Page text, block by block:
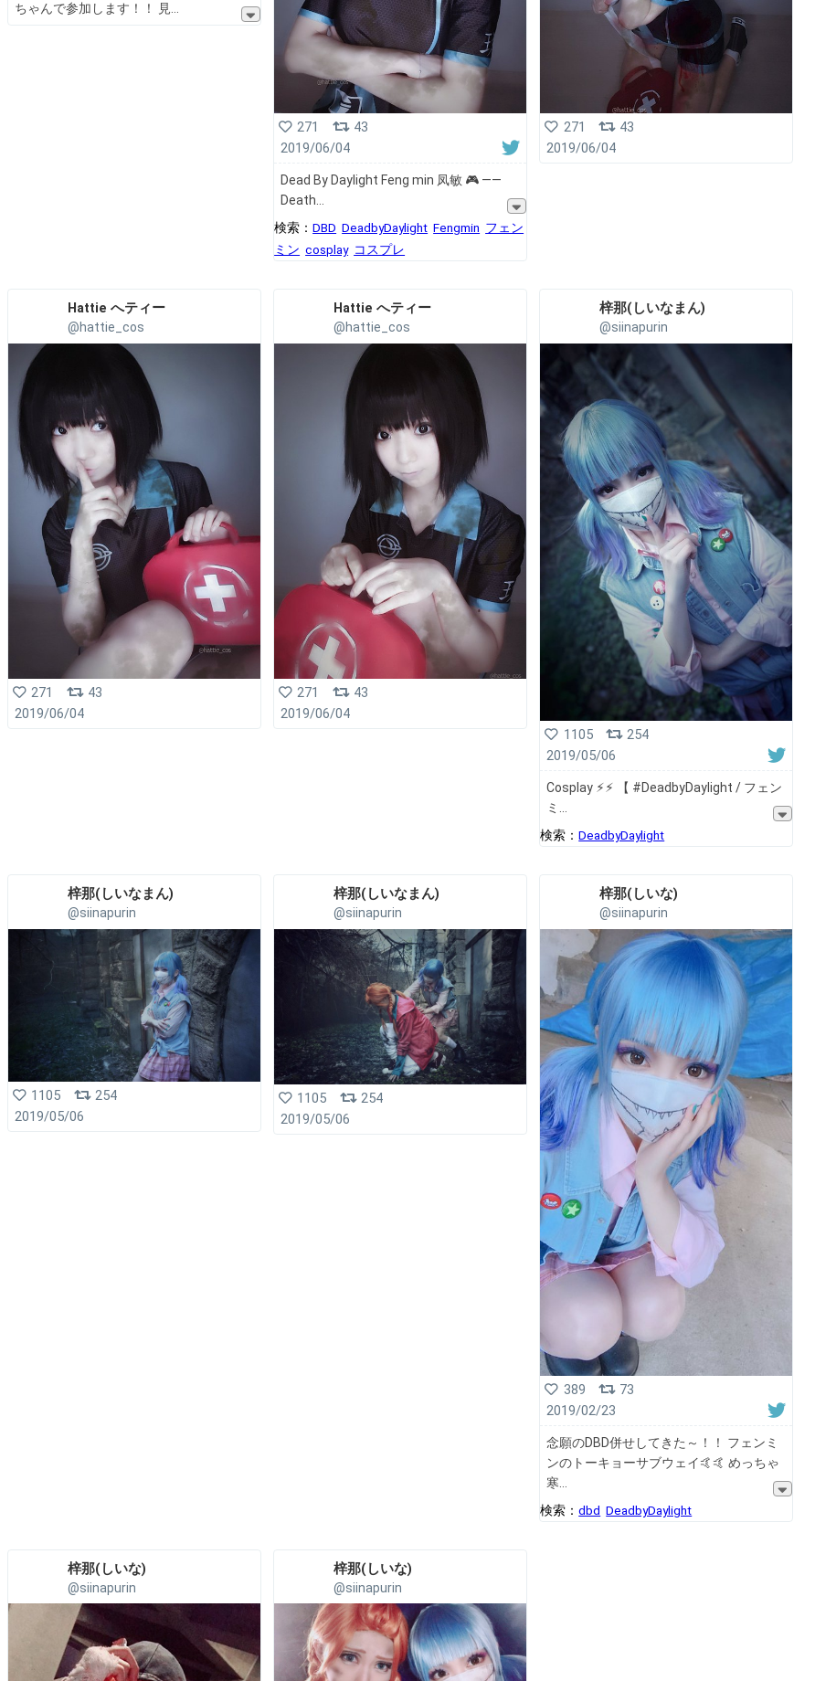
ちゃんで参加します！！ 見
271
43
2019/06/04
Dead By Daylight Feng min 凤敏 🎮 ――
Death
検索：DBD DeadbyDaylight Fengmin フェン
ミン cosplay コスプレ
271
43
2019/06/04
Hattie へティー
@hattie_cos
271
43
2019/06/04
Hattie へティー
@hattie_cos
271
43
2019/06/04
梓那(しいなまん)︎
@siinapurin
1105
254
2019/05/06
Cosplay ⚡︎⚡︎ 【 #DeadbyDaylight / フェン
ミ
検索：DeadbyDaylight
梓那(しいなまん)︎
@siinapurin
1105
254
2019/05/06
梓那(しいなまん)︎
@siinapurin
1105
254
2019/05/06
梓那(しいな)︎
@siinapurin
389
73
2019/02/23
念願のDBD併せしてきた～！！ フェンミ
ンのトーキョーサブウェイ🤙🤙 めっちゃ
寒
検索：dbd DeadbyDaylight
梓那(しいな)︎
@siinapurin
梓那(しいな)︎
@siinapurin